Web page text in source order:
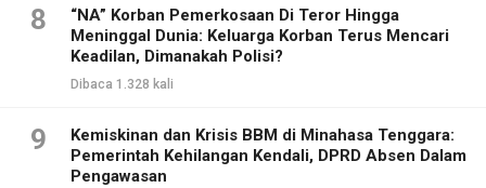
8
“NA” Korban Pemerkosaan Di Teror Hingga
Meninggal Dunia: Keluarga Korban Terus Mencari
Keadilan, Dimanakah Polisi?
Dibaca 1.328 kali
9
Kemiskinan dan Krisis BBM di Minahasa Tenggara:
Pemerintah Kehilangan Kendali, DPRD Absen Dalam
Pengawasan